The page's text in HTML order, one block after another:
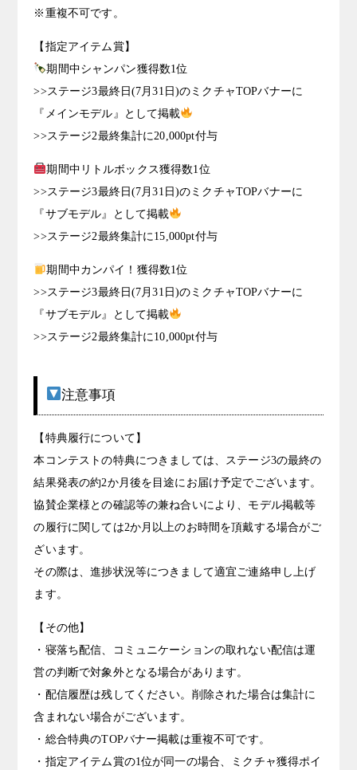
※重複不可です。
【指定アイテム賞】
期間中シャンパン獲得数1位
>>ステージ3最終日(7月31日)のミクチャTOPバナーに
『メインモデル』として掲載
>>ステージ2最終集計に20,000pt付与
期間中リトルボックス獲得数1位
>>ステージ3最終日(7月31日)のミクチャTOPバナーに
『サブモデル』として掲載
>>ステージ2最終集計に15,000pt付与
期間中カンパイ！獲得数1位
>>ステージ3最終日(7月31日)のミクチャTOPバナーに
『サブモデル』として掲載
>>ステージ2最終集計に10,000pt付与
注意事項
【特典履行について】
本コンテストの特典につきましては、ステージ3の最終の
結果発表の約2か月後を目途にお届け予定でございます。
協賛企業様との確認等の兼ね合いにより、モデル掲載等
の履行に関しては2か月以上のお時間を頂戴する場合がご
ざいます。
その際は、進捗状況等につきまして適宜ご連絡申し上げ
ます。
【その他】
・寝落ち配信、コミュニケーションの取れない配信は運
営の判断で対象外となる場合があります。
・配信履歴は残してください。削除された場合は集計に
含まれない場合がございます。
・総合特典のTOPバナー掲載は重複不可です。
・指定アイテム賞の1位が同一の場合、ミクチャ獲得ポイ